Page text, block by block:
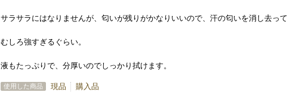
サラサラにはなりませんが、匂いが残りがかなりいいので、汗の匂いを消し去って
むしろ強すぎるぐらい。
液もたっぷりで、分厚いのでしっかり拭けます。
使用した商品 現品 購入品